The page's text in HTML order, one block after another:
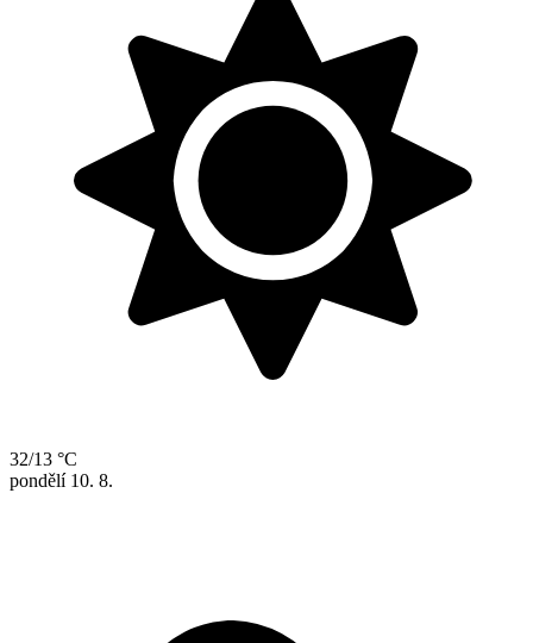
32/13 °C
pondělí 10. 8.